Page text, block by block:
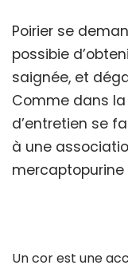
Poirier se
possibie
saignée, et
Comme dans
d’entretien se
à une
mercaptopurine
Un cor est une